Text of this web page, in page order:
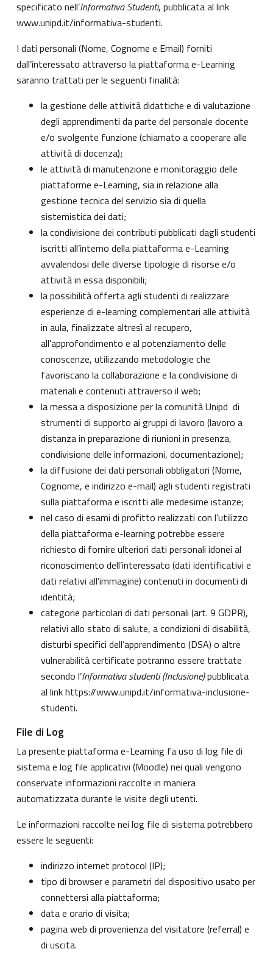
specificato nell’Informativa Studenti, pubblicata al link
www.unipd.it/informativa-studenti.
I dati personali (Nome, Cognome e Email) forniti
dall’interessato attraverso la piattaforma e-Learning
saranno trattati per le seguenti finalità:
la gestione delle attività didattiche e di valutazione
degli apprendimenti da parte del personale docente
e/o svolgente funzione (chiamato a cooperare alle
attività di docenza);
le attività di manutenzione e monitoraggio delle
piattaforme e-Learning, sia in relazione alla
gestione tecnica del servizio sia di quella
sistemistica dei dati;
la condivisione dei contributi pubblicati dagli studenti
iscritti all’interno della piattaforma e-Learning
avvalendosi delle diverse tipologie di risorse e/o
attività in essa disponibili;
la possibilità offerta agli studenti di realizzare
esperienze di e-learning complementari alle attività
in aula, finalizzate altresì al recupero,
all'approfondimento e al potenziamento delle
conoscenze, utilizzando metodologie che
favoriscano la collaborazione e la condivisione di
materiali e contenuti attraverso il web;
la messa a disposizione per la comunità Unipd di
strumenti di supporto ai gruppi di lavoro (lavoro a
distanza in preparazione di riunioni in presenza,
condivisione delle informazioni, documentazione);
la diffusione dei dati personali obbligatori (Nome,
Cognome, e indirizzo e-mail) agli studenti registrati
sulla piattaforma e iscritti alle medesime istanze;
nel caso di esami di profitto realizzati con l’utilizzo
della piattaforma e-learning potrebbe essere
richiesto di fornire ulteriori dati personali idonei al
riconoscimento dell’interessato (dati identificativi e
dati relativi all’immagine) contenuti in documenti di
identità;
categorie particolari di dati personali (art. 9 GDPR),
relativi allo stato di salute, a condizioni di disabilità,
disturbi specifici dell’apprendimento (DSA) o altre
vulnerabilità certificate potranno essere trattate
secondo l’Informativa studenti (Inclusione)pubblicata
al linkhttps://www.unipd.it/informativa-inclusione-
studenti.
File di Log
La presente piattaforma e-Learning fa uso di log file di
sistema e log file applicativi (Moodle) nei quali vengono
conservate informazioni raccolte in maniera
automatizzata durante le visite degli utenti.
Le informazioni raccolte nei log file di sistema potrebbero
essere le seguenti:
indirizzo internet protocol (IP);
tipo di browser e parametri del dispositivo usato per
connettersi alla piattaforma;
data e orario di visita;
pagina web di provenienza del visitatore (referral) e
di uscita.